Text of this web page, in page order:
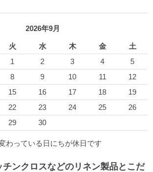
2026年9月
火 水 木 金
土
1
2 3 4
5
8 9 10 11
12
15 16 17 18
19
22 23 24 25
26
29 30
わっている日にちが休日です
チンクロスなどのリネン製品とこだ